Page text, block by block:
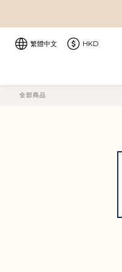
繁體中文 HKD
全部商品